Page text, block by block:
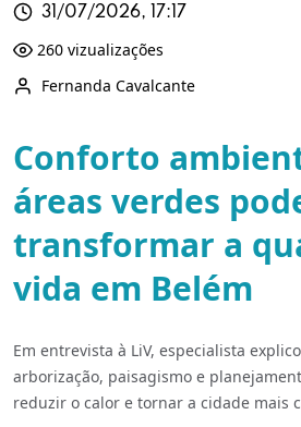
31/07/2026, 17:17
260 vizualizações
Fernanda Cavalcante
Conforto
áreas verdes
transformar a
vida em Belém
Em entrevista à LiV, especialista
arborização, paisagismo e
reduzir o calor e tornar a cidade mais